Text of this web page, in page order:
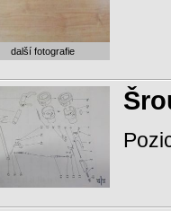
další fotografie